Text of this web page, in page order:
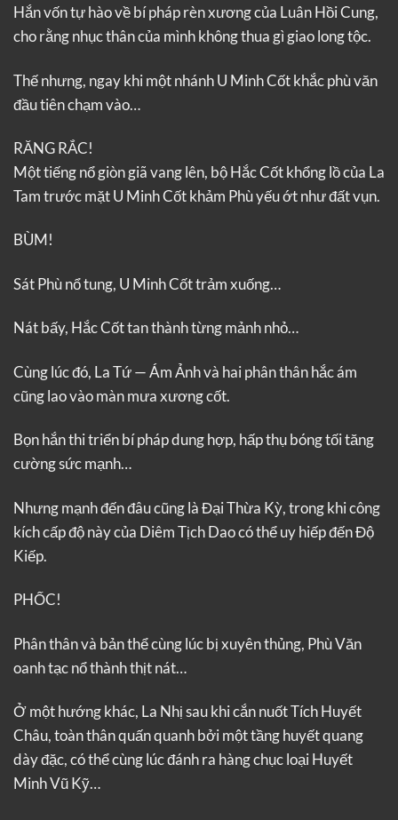
Hắn vốn tự hào về bí pháp rèn xương của Luân Hồi Cung,
cho rằng nhục thân của mình không thua gì giao long tộc.
Thế nhưng, ngay khi một nhánh U Minh Cốt khắc phù văn
đầu tiên chạm vào…
RĂNG RẮC!
Một tiếng nổ giòn giã vang lên, bộ Hắc Cốt khổng lồ của La
Tam trước mặt U Minh Cốt khảm Phù yếu ớt như đất vụn.
BÙM!
Sát Phù nổ tung, U Minh Cốt trảm xuống…
Nát bấy, Hắc Cốt tan thành từng mảnh nhỏ…
Cùng lúc đó, La Tứ — Ám Ảnh và hai phân thân hắc ám
cũng lao vào màn mưa xương cốt.
Bọn hắn thi triển bí pháp dung hợp, hấp thụ bóng tối tăng
cường sức mạnh…
Nhưng mạnh đến đâu cũng là Đại Thừa Kỳ, trong khi công
kích cấp độ này của Diêm Tịch Dao có thể uy hiếp đến Độ
Kiếp.
PHỐC!
Phân thân và bản thể cùng lúc bị xuyên thủng, Phù Văn
oanh tạc nổ thành thịt nát…
Ở một hướng khác, La Nhị sau khi cắn nuốt Tích Huyết
Châu, toàn thân quấn quanh bởi một tầng huyết quang
dày đặc, có thể cùng lúc đánh ra hàng chục loại Huyết
Minh Vũ Kỹ…